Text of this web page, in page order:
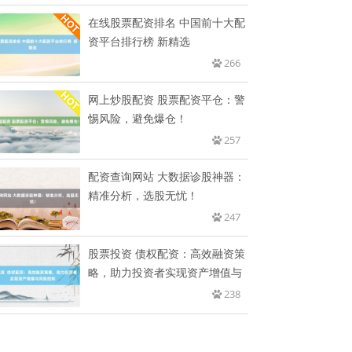
在线股票配资排名 中国前十大配
资平台排行榜 新精选
266
网上炒股配资 股票配资平仓：警
惕风险，避免爆仓！
257
配资查询网站 大数据诊股神器：
精准分析，选股无忧！
247
股票投资 债权配资：高效融资策
略，助力投资者实现资产增值与
238